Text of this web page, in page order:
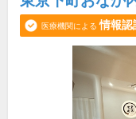
医療機関による 情報認